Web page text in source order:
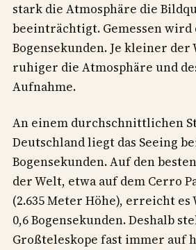
stark die Atmosphäre die
beeinträchtigt. Gemessen wird
Bogensekunden. Je kleiner der
ruhiger die Atmosphäre und
Aufnahme.
An einem durchschnittlichen
Deutschland liegt das Seeing
Bogensekunden. Auf den
der Welt, etwa auf dem Cerro
(2.635 Meter Höhe), erreicht es
0,6 Bogensekunden. Deshalb
Großteleskope fast immer auf